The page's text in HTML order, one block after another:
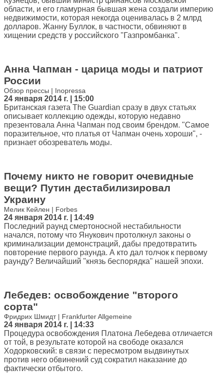
области, и его гламурная бывшая жена создали империю
недвижимости, которая некогда оценивалась в 2 млрд
долларов. Жанну Буллок, в частности, обвиняют в
хищении средств у российского "Газпромбанка".
Анна Чапман - царица моды и патриот
России
Обзор прессы | Inopressa
24 января 2014 г. | 15:00
Британская газета The Guardian сразу в двух статьях
описывает коллекцию одежды, которую недавно
презентовала Анна Чапман под своим брендом. "Самое
поразительное, что платья от Чапман очень хороши", -
признает обозреватель моды.
Почему никто не говорит очевидные
вещи? Путин дестабилизировал
Украину
Мелик Кейлен | Forbes
24 января 2014 г. | 14:49
Последний раунд смертоносной нестабильности
начался, потому что Янукович протолкнул законы о
криминализации демонстраций, дабы предотвратить
повторение первого раунда. А кто дал толчок к первому
раунду? Величайший "князь беспорядка" нашей эпохи.
Лебедев: освобождение "второго
сорта"
Фридрих Шмидт | Frankfurter Allgemeine
24 января 2014 г. | 14:33
Процедура освобождения Платона Лебедева отличается
от той, в результате которой на свободе оказался
Ходорковский: в связи с пересмотром выдвинутых
против него обвинений суд сократил наказание до
фактически отбытого.